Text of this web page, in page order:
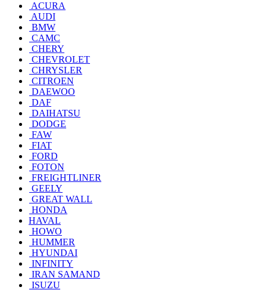
ACURA
AUDI
BMW
CAMC
CHERY
CHEVROLET
CHRYSLER
CITROEN
DAEWOO
DAF
DAIHATSU
DODGE
FAW
FIAT
FORD
FOTON
FREIGHTLINER
GEELY
GREAT WALL
HONDA
HAVAL
HOWO
HUMMER
HYUNDAI
INFINITY
IRAN SAMAND
ISUZU